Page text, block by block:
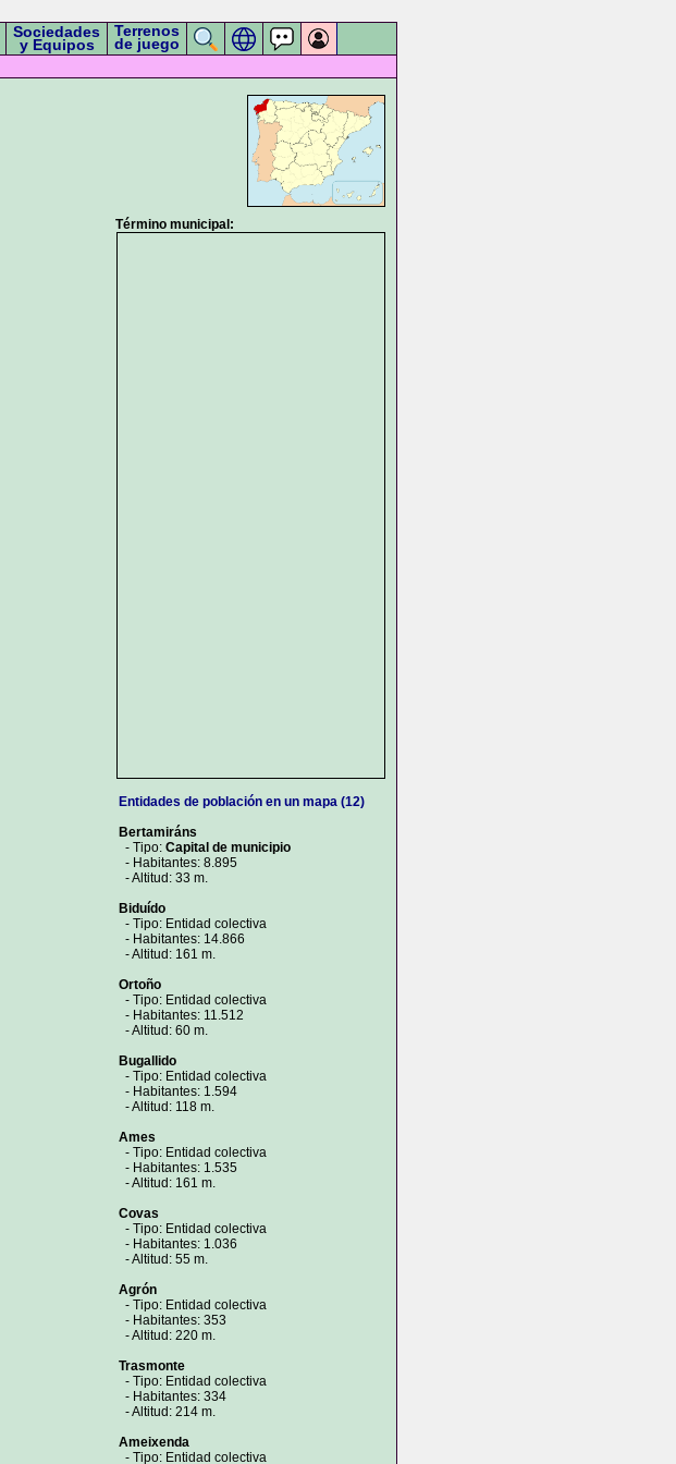
Sociedades
y Equipos
Terrenos
de juego
Término municipal:
Entidades de población en un mapa (12)
Bertamiráns
- Tipo: Capital de municipio
- Habitantes: 8.895
- Altitud: 33 m.
Biduído
- Tipo: Entidad colectiva
- Habitantes: 14.866
- Altitud: 161 m.
Ortoño
- Tipo: Entidad colectiva
- Habitantes: 11.512
- Altitud: 60 m.
Bugallido
- Tipo: Entidad colectiva
- Habitantes: 1.594
- Altitud: 118 m.
Ames
- Tipo: Entidad colectiva
- Habitantes: 1.535
- Altitud: 161 m.
Covas
- Tipo: Entidad colectiva
- Habitantes: 1.036
- Altitud: 55 m.
Agrón
- Tipo: Entidad colectiva
- Habitantes: 353
- Altitud: 220 m.
Trasmonte
- Tipo: Entidad colectiva
- Habitantes: 334
- Altitud: 214 m.
Ameixenda
- Tipo: Entidad colectiva